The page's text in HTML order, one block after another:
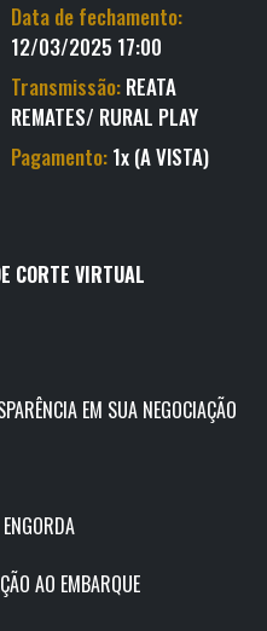
Data de fechamento:
12/03/2025 17:00
Transmissão: REATA
REMATES/ RURAL PLAY
Pagamento: 1x (A VISTA)
CORTE VIRTUAL
EM SUA NEGOCIAÇÃO
AO EMBARQUE